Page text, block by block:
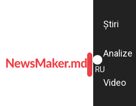
ROMÂNĂ
RU
Știri
Analize
Video